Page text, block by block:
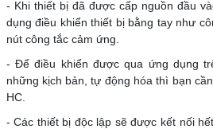
- Khi thiết bị đã được cấp nguồn đầu
dụng điều khiển thiết bị bằng tay như
nút công tắc cảm ứng.
- Để điều khiển được qua ứng dụng
những kịch bản, tự động hóa thì bạn
HC.
- Các thiết bị độc lập sẽ được kết nối